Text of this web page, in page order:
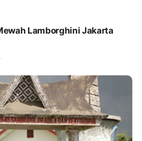
Lamborghini Jakarta